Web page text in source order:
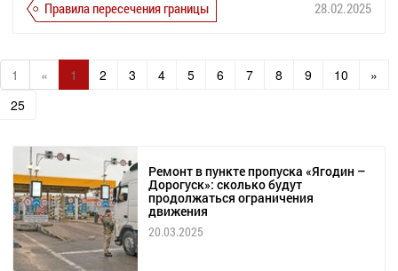
Правила пересечения границы 28.02.2025
1 « 1 2 3 4 5 6 7 8 9 10
»
25
Ремонт в пункте пропуска «Ягодин –
Дорогуск»: сколько будут
продолжаться ограничения
движения
20.03.2025